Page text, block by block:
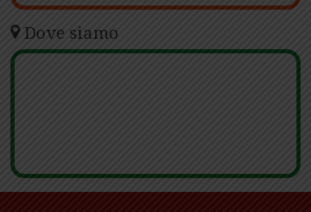
Dove siamo